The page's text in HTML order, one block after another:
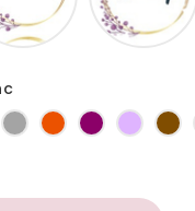
Gris
clair
Orange
PruneLilas